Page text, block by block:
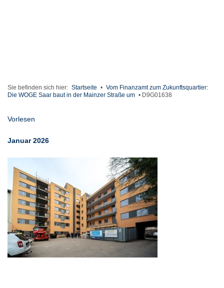
Sie befinden sich hier: Startseite • Vom Finanzamt zum Zukunftsquartier:
Die WOGE Saar baut in der Mainzer Straße um • D9G01638
Vorlesen
Januar 2026